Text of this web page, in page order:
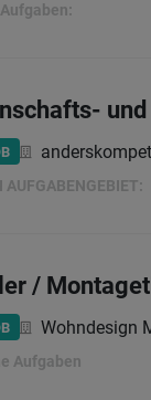
AUFGABENGEBIET:
/
Wohndesign
Aufgaben